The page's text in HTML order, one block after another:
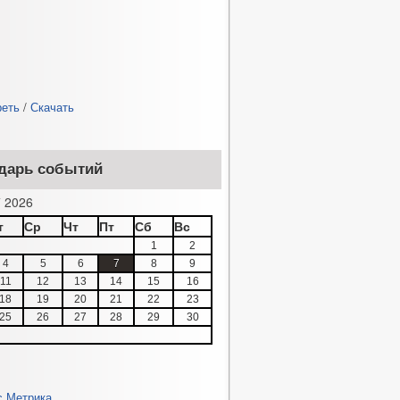
/ Скачать
событий
Ср Чт Пт Сб Вс
1
2
4
5 6 7 8
9
11
12 13 14 15
16
18
19 20 21 22
23
25
26 27 28 29 30